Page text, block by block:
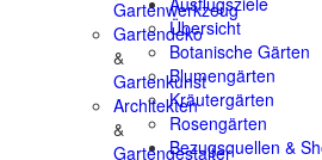
Gartenwerkzeug
Gartendeko
&
Gartenkunst
Architekten
&
Gartengestalter
Übersicht
Botanische Gärten
Blumengärten
Kräutergärten
Rosengärten
Bezugsquellen &